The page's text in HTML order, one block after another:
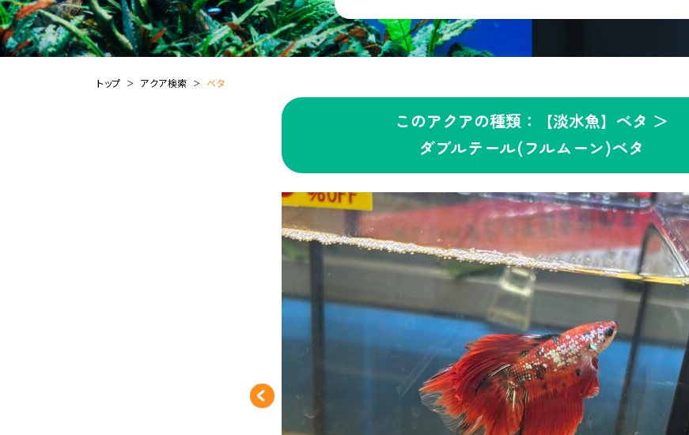
トップ アクア検索 ベタ
このアクアの種類：【淡水魚】ベタ ＞
ダブルテール(フルムーン)ベタ